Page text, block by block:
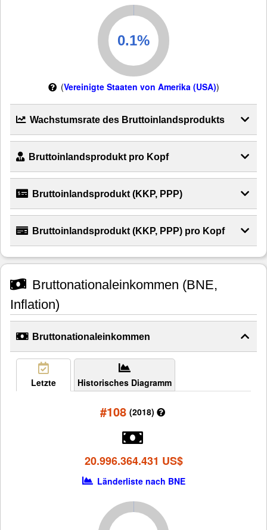
(Vereinigte Staaten von Amerika (USA))
Wachstumsrate des Bruttoinlandsprodukts
Bruttoinlandsprodukt pro Kopf
Bruttoinlandsprodukt (KKP, PPP)
Bruttoinlandsprodukt (KKP, PPP) pro Kopf
Bruttonationaleinkommen (BNE,
Inflation)
Bruttonationaleinkommen
Letzte Historisches Diagramm
#108 (2018)
20.996.364.431 US$
Länderliste nach BNE